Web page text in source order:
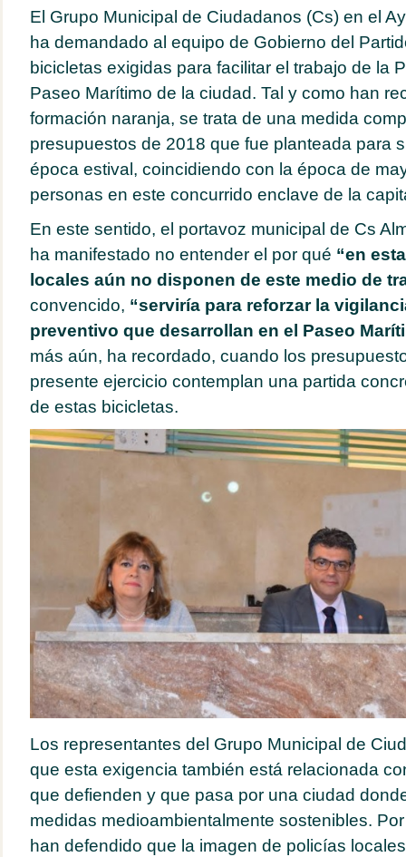
El Grupo Municipal de Ciudadanos (Cs) en el
ha demandado al equipo de Gobierno del
bicicletas exigidas para facilitar el trabajo de la
Paseo Marítimo de la ciudad. Tal y como han
formación naranja, se trata de una medida
presupuestos de 2018 que fue planteada para
época estival, coincidiendo con la época de
personas en este concurrido enclave de la
En este sentido, el portavoz municipal de Cs
ha manifestado no entender el por qué “en
locales aún no disponen de este medio de
convencido, “serviría para reforzar la
preventivo que desarrollan en el Paseo
más aún, ha recordado, cuando los
presente ejercicio contemplan una partida
de estas bicicletas.
Los representantes del Grupo Municipal de
que esta exigencia también está relacionada
que defienden y que pasa por una ciudad
medidas medioambientalmente sostenibles.
han defendido que la imagen de policías